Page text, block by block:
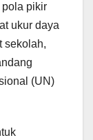
pikir
ukur daya
sekolah,
(UN)